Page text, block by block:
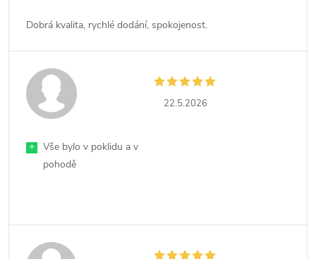
Dobrá kvalita, rychlé dodání, spokojenost.
22.5.2026
+
Vše bylo v poklidu a v
pohodě